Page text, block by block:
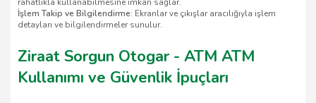
İşlem Takip ve Bilgilendirme: Ekranlar ve çıkışlar aracılığıyla işlem
detayları ve bilgilendirmeler sunulur.
Ziraat Sorgun Otogar - ATM ATM
Kullanımı ve Güvenlik İpuçları